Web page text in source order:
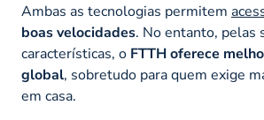
Ambas as tecnologias permitem
boas velocidades. No entanto, pelas
características, o FTTH oferece
global, sobretudo para quem exige
em casa.